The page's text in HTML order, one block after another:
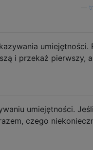
umiejętności.
i przekaż pierwszy,
umiejętności. Jeśli
czego